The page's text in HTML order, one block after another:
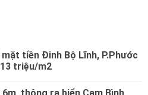
tiền Đinh Bộ Lĩnh, P.Phước
triệu/m2